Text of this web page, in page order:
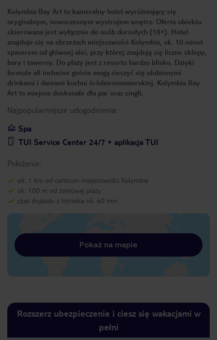
Kolymbia Bay Art to kameralny hotel wyróżniający się
oryginalnym, nowoczesnym wystrojem wnętrz. Oferta obiektu
skierowana jest wyłącznie do osób dorosłych (18+). Hotel
znajduje się na obrzeżach miejscowości Kolymbia, ok. 10 minut
spacerem od głównej alei, przy której znajdują się liczne sklepy,
bary i tawerny. Do plaży jest z resortu bardzo blisko. Dzięki
formule all inclusive goście mogą cieszyć się ulubionymi
drinkami i daniami kuchni śródziemnomorskiej. Kolymbia Bay
Art to miejsce doskonałe dla par oraz singli.
Najpopularniejsze udogodnienia:
Spa
TUI Service Center 24/7 + aplikacja TUI
Położenie:
ok. 1 km od centrum miejscowości Kolymbia
ok. 100 m od żwirowej plaży
czas dojazdu z lotniska ok. 60 min
Pokaż na mapie
Rozszerz ubezpieczenie i ciesz się wakacjami w
pełni